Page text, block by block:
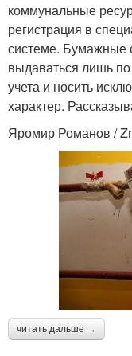
коммунальные
регистрация в
системе. Бумажные
выдаваться лишь
учета и носить
характер.
Яромир Романов /
читать дальше →